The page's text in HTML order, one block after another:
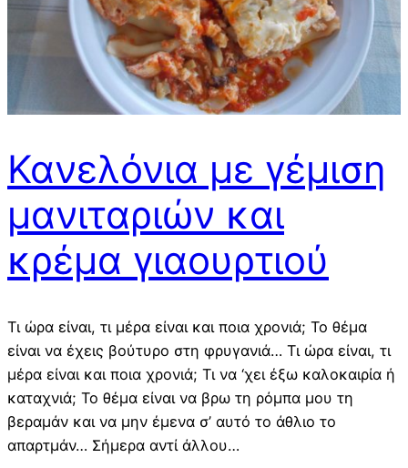
Κανελόνια με γέμιση
μανιταριών και
κρέμα γιαουρτιού
Τι ώρα είναι, τι μέρα είναι και ποια χρονιά; Το θέμα
είναι να έχεις βούτυρο στη φρυγανιά… Τι ώρα είναι, τι
μέρα είναι και ποια χρονιά; Τι να ‘χει έξω καλοκαιρία ή
καταχνιά; Το θέμα είναι να βρω τη ρόμπα μου τη
βεραμάν και να μην έμενα σ’ αυτό το άθλιο το
απαρτμάν… Σήμερα αντί άλλου…